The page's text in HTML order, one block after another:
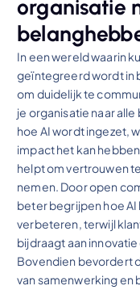
organisatie
In een wereld waarin
geïntegreerd wordt in
om duidelijk te
je organisatie naar
hoe AI wordt ingezet,
impact het kan
helpt om vertrouwen
nemen. Door open
beter begrijpen hoe
verbeteren, terwijl
bijdraagt aan
Bovendien bevordert
van samenwerking en